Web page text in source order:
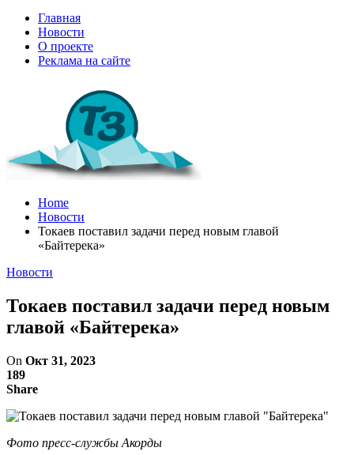
Главная
Новости
О проекте
Реклама на сайте
Home
Новости
Токаев поставил задачи перед новым главой
«Байтерека»
Новости
Токаев поставил задачи перед новым
главой «Байтерека»
On Окт 31, 2023
189
Share
Фото пресс-службы Акорды